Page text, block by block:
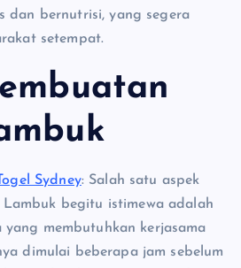
dan bernutrisi, yang segera
setempat.
Sydney: Salah satu aspek
begitu istimewa adalah
yang membutuhkan kerjasama
dimulai beberapa jam sebelum